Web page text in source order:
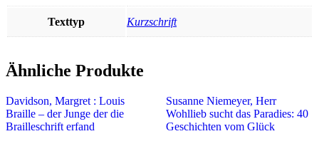
Texttyp Kurzschrift
Ähnliche Produkte
Davidson, Margret : Louis
Braille – der Junge der die
Brailleschrift erfand
Susanne Niemeyer, Herr
Wohllieb sucht das Paradies: 40
Geschichten vom Glück